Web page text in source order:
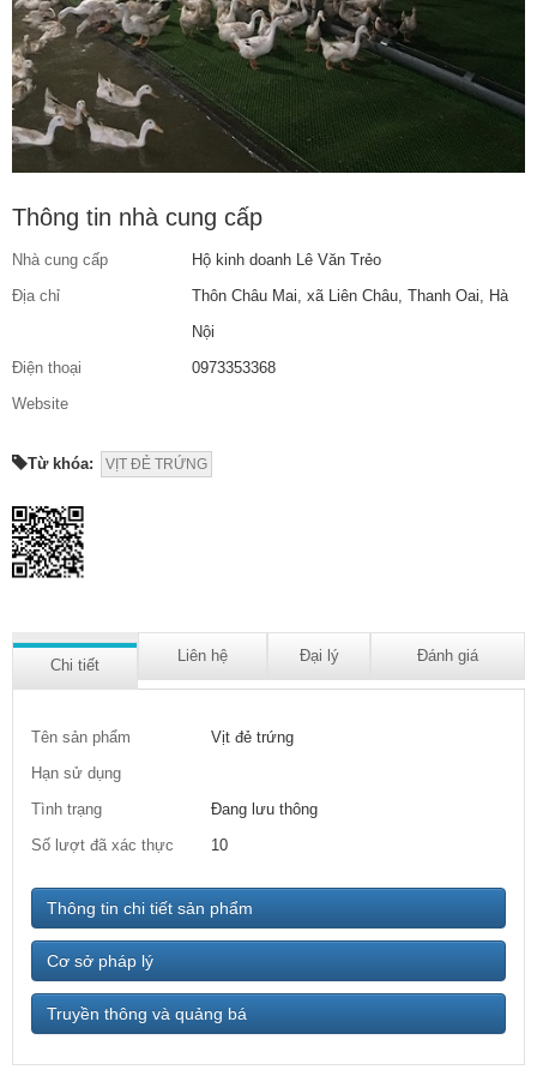
Thông tin nhà cung cấp
Nhà cung cấp
Hộ kinh doanh Lê Văn Trẻo
Địa chỉ
Thôn Châu Mai, xã Liên Châu, Thanh Oai, Hà
Nội
Điện thoại
0973353368
Website
Từ khóa: VỊT ĐẺ TRỨNG
Chi tiết
Liên hệ Đại lý Đánh giá
Tên sản phẩm
Vịt đẻ trứng
Hạn sử dụng
Tình trạng
Đang lưu thông
Số lượt đã xác thực
10
Thông tin chi tiết sản phẩm
Cơ sở pháp lý
Truyền thông và quảng bá